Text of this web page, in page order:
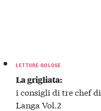
LETTURE GOLOSE
La grigliata:
i consigli di tre chef di
Langa Vol.2